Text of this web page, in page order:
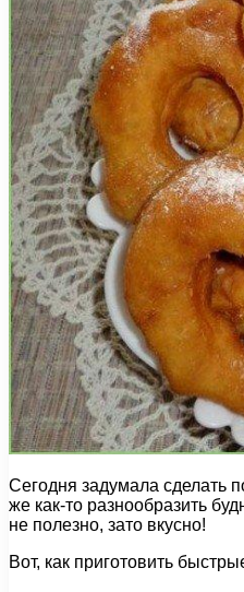
Сегодня задумала сделать
же как-то разнообразить
не полезно, зато вкусно!
Вот, как приготовить